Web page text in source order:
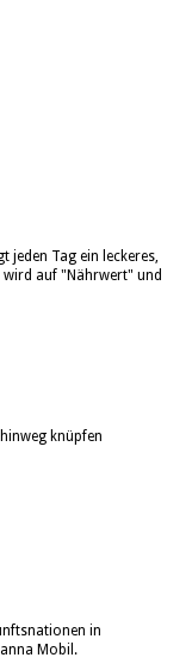
jeden Tag ein leckeres,
auf "Nährwert" und
knüpfen
in
Mobil.